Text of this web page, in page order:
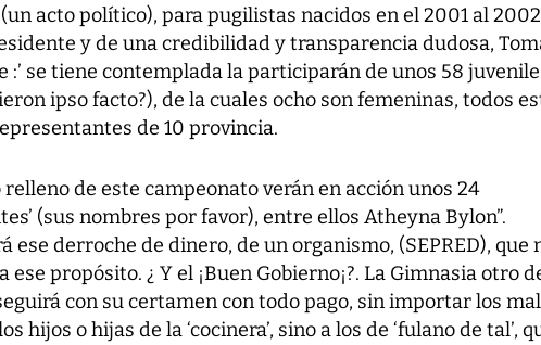
(un acto político), para pugilistas nacidos en el 2001 al
y de una credibilidad y transparencia dudosa,
:’ se tiene contemplada la participarán de unos 58
ipso facto?), de la cuales ocho son femeninas, todos
de 10 provincia.
relleno de este campeonato verán en acción unos 24
(sus nombres por favor), entre ellos Atheyna Bylon”.
ese derroche de dinero, de un organismo, (SEPRED), que
ese propósito. ¿ Y el ¡Buen Gobierno¡?. La Gimnasia otro
con su certamen con todo pago, sin importar los
hijos o hijas de la ‘cocinera’, sino a los de ‘fulano de tal’,